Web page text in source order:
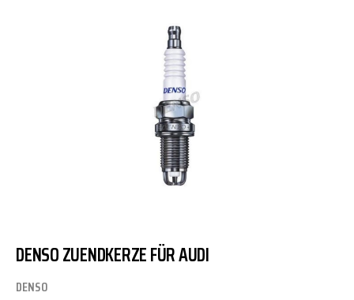
DENSO ZUENDKERZE FÜR AUDI
DENSO